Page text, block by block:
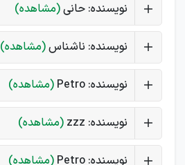
نویسنده: حانی(مشاهده)
نویسنده: ناشناس(مشاهده)
نویسنده: Petro (مشاهده)
نویسنده: zzz (مشاهده)
نویسنده: Petro (مشاهده)